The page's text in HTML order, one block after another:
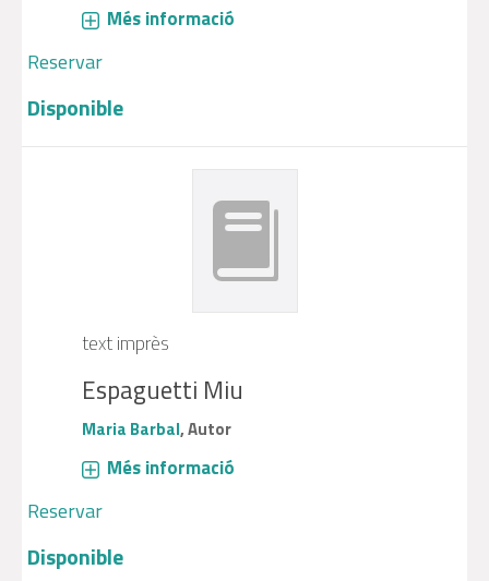
Més informació
Reservar
Disponible
text imprès
Espaguetti Miu
Maria Barbal, Autor
Més informació
Reservar
Disponible